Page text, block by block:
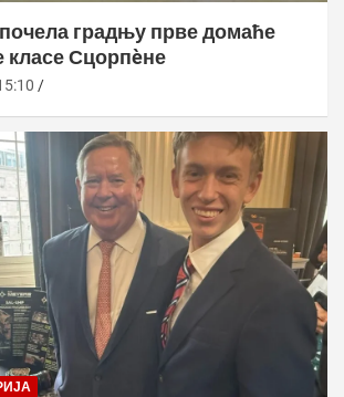
градњу прве домаће
класе Сцорпèне